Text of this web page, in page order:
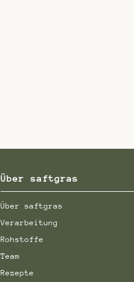
Über saftgras
Über saftgras
Verarbeitung
Rohstoffe
Team
Rezepte